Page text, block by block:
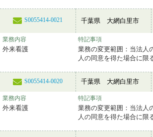
S0055414-0021 千葉県 大網白里市
業務内容
外来看護
特記事項
業務の変更範囲：当法人
人の同意を得た場合に限
S0055414-0020 千葉県 大網白里市
業務内容
外来看護
特記事項
業務の変更範囲：当法人
人の同意を得た場合に限